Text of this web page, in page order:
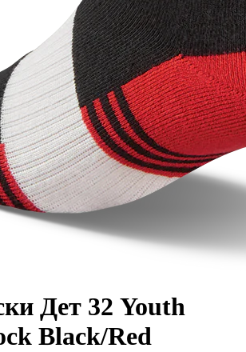
Дет 32 Youth
Black/Red